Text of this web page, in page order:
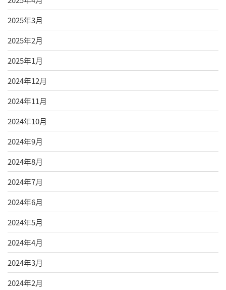
2025年3月
2025年2月
2025年1月
2024年12月
2024年11月
2024年10月
2024年9月
2024年8月
2024年7月
2024年6月
2024年5月
2024年4月
2024年3月
2024年2月